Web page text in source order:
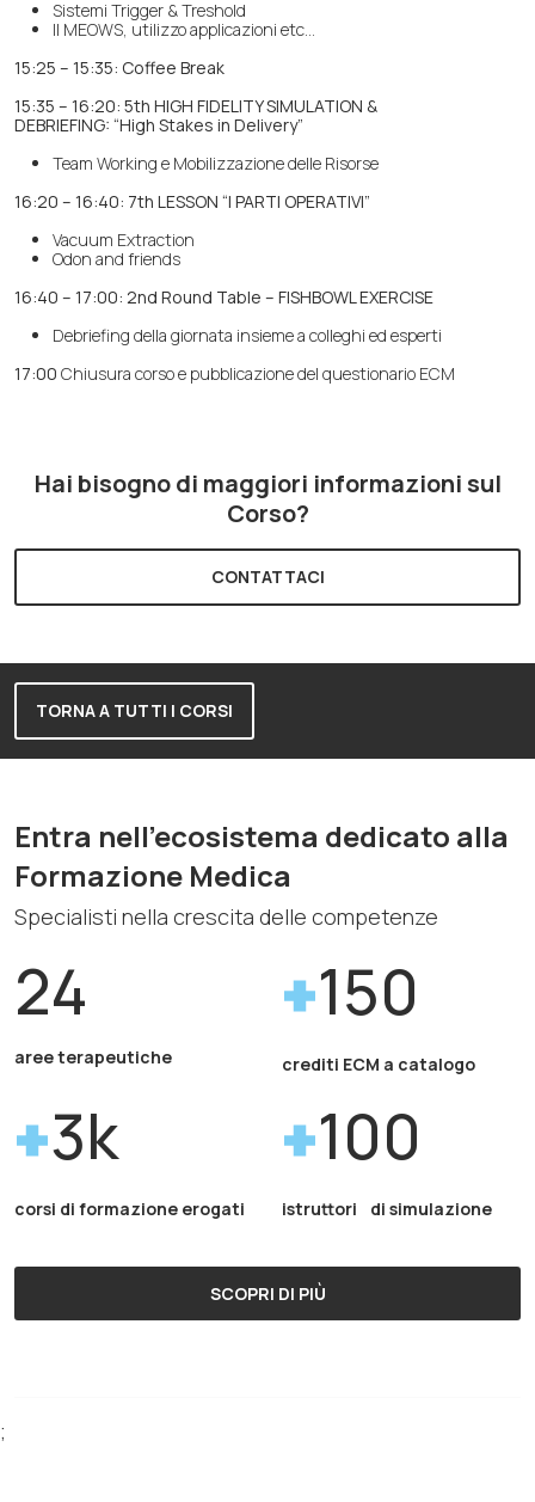
Sistemi Trigger & Treshold
Il MEOWS, utilizzo applicazioni etc…
15:25 – 15:35: Coffee Break
15:35 – 16:20: 5th HIGH FIDELITY SIMULATION &
DEBRIEFING: “High Stakes in Delivery”
Team Working e Mobilizzazione delle Risorse
16:20 – 16:40: 7th LESSON “I PARTI OPERATIVI”
Vacuum Extraction
Odon and friends
16:40 – 17:00: 2nd Round Table – FISHBOWL EXERCISE
Debriefing della giornata insieme a colleghi ed esperti
17:00 Chiusura corso e pubblicazione del questionario ECM
Hai bisogno di maggiori informazioni sul
Corso?
CONTATTACI
TORNA A TUTTI I CORSI
Entra nell'ecosistema dedicato alla
Formazione Medica
Specialisti nella crescita delle competenze
24
aree terapeutiche
150
crediti ECM a catalogo
3k
corsi di formazione erogati
100
istruttori di simulazione
SCOPRI DI PIÙ
;